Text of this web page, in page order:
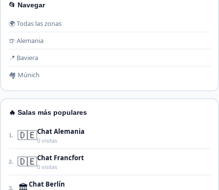
📂 Navegar
🌍 Todas las zonas
🍺 Alemania
📍 Baviera
🏘️ Múnich
🔥 Salas más populares
1. 🇩🇪Chat Alemania
0 visitas
2. 🇩🇪Chat Francfort
0 visitas
3. Chat Berlín